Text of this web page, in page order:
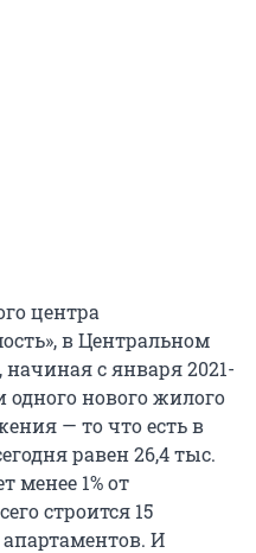
центра
в Центральном
с января 2021-
нового жилого
— то что есть в
равен 26,4 тыс.
менее 1% от
строится 15
И